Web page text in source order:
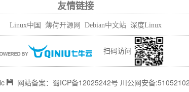
友情链接
Linux中国 薄荷开源网 Debian中文站 深度Linux
扫码访问
网站备案： 蜀ICP备12025242号 川公网安备: